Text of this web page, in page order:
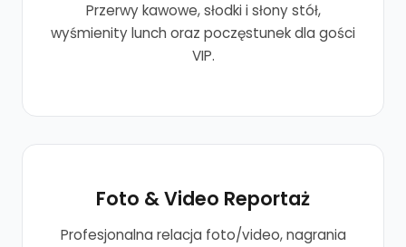
Przerwy kawowe, słodki i słony stół,
wyśmienity lunch oraz poczęstunek dla gości
VIP.
Foto & Video Reportaż
Profesjonalna relacja foto/video, nagrania